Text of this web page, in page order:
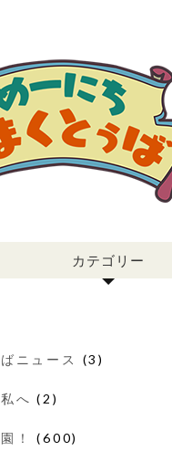
カテゴリー
ニュース (3)
へ (2)
！ (600)